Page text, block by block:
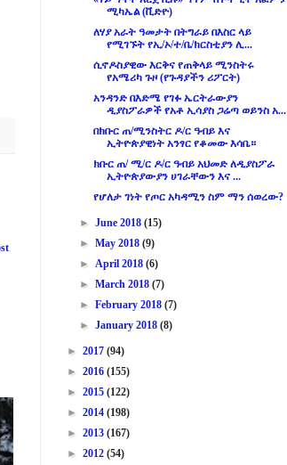
ሚካኤል (ቪድዮ)
ለሃያ አራት ዓመታት በትግራይ በእስር ላይ
የሚገኙት የኢ/ኦ/ተ/ቤ/ክርስቲያን ሊ...
ሲኖዶስያዊው እርቅና የጠቅላይ ሚንስትሩ
የአሜሪካ ጉዞ (የጉዳያችን ሪፖርት)
አንዳንድ በእድሜ የገፉ ኤርትራውያን
ዲያስፖራዎች የአቶ ኢሳያስ ጋሬጣ ወይንስ አ...
በክቡር ጠ/ሚንስትር ዶ/ር ዓብይ እና
ኢትዮጵያዊነት አንፃር የቆመው እሳቤ።
ክቡር ጠ/ ሚ/ር ዶ/ር ዓብይ አህመድ ለዲያስፖራ
ኢትዮጵያውያን ሀገራቸውን እና ...
የሆለታ ገነት የጦር አካዳሚን ስም ማን ሰወረው?
►June 2018(15)
►May 2018(9)
►April 2018(6)
►March 2018(7)
►February 2018(7)
►January 2018(8)
► 2017 (94)
► 2016 (155)
► 2015 (122)
► 2014 (198)
► 2013 (167)
► 2012 (54)